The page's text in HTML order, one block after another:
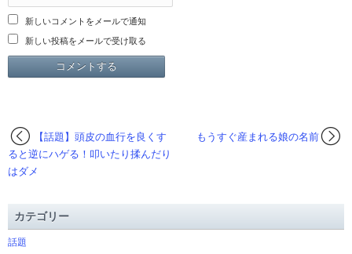
新しいコメントをメールで通知
新しい投稿をメールで受け取る
もうすぐ産まれる娘の名前
【話題】頭皮の血行を良くす
ると逆にハゲる！叩いたり揉んだり
はダメ
カテゴリー
話題